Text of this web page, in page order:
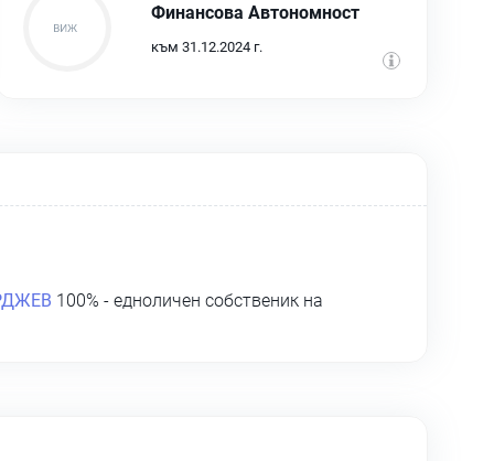
Финансова Автономност
към 31.12.2024 г.
100% - едноличен собственик на